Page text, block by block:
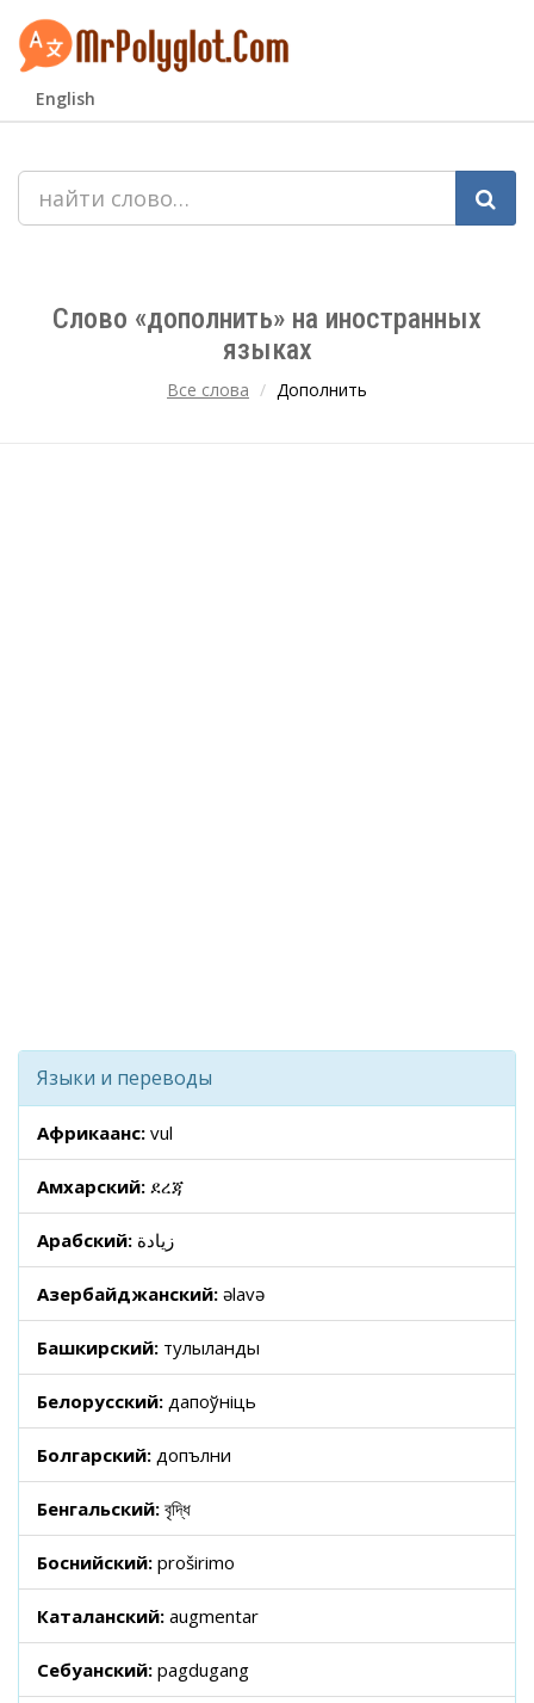
English
Слово «дополнить» на иностранных
языках
Все слова Дополнить
Языки и переводы
Африкаанс: vul
Амхарский: ደረጃ
Арабский: زيادة
Азербайджанский: əlavə
Башкирский: тулыланды
Белорусский: дапоўніць
Болгарский: допълни
Бенгальский: বৃদ্ধি
Боснийский: proširimo
Каталанский: augmentar
Себуанский: pagdugang